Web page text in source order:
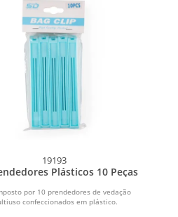
19193
Plásticos 10 Peças
por 10 prendedores de vedação
confeccionados em plástico.